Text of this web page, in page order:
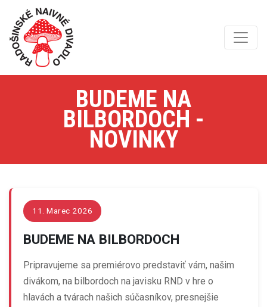
BUDEME NA
BILBORDOCH -
NOVINKY
11. Marec 2026
BUDEME NA BILBORDOCH
Pripravujeme sa premiérovo predstaviť vám, našim
divákom, na bilbordoch na javisku RND v hre o
hlavách a tvárach našich súčasníkov, presnejšie